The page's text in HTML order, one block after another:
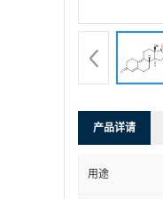
产品详请
用途